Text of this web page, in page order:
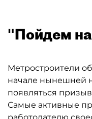
"Пойдем
Метростроители
начале нынешней
появляться
Самые активные